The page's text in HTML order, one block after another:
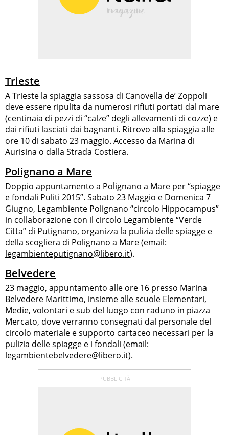
Trieste
A Trieste la spiaggia sassosa di Canovella de’ Zoppoli
deve essere ripulita da numerosi rifiuti portati dal mare
(centinaia di pezzi di “calze” degli allevamenti di cozze) e
dai rifiuti lasciati dai bagnanti. Ritrovo alla spiaggia alle
ore 10 di sabato 23 maggio. Accesso da Marina di
Aurisina o dalla Strada Costiera.
Polignano a Mare
Doppio appuntamento a Polignano a Mare per “spiagge
e fondali Puliti 2015”. Sabato 23 Maggio e Domenica 7
Giugno, Legambiente Polignano “circolo Hippocampus”
in collaborazione con il circolo Legambiente “Verde
Citta” di Putignano, organizza la pulizia delle spiagge e
della scogliera di Polignano a Mare (email:
legambienteputignano@libero.it).
Belvedere
23 maggio, appuntamento alle ore 16 presso Marina
Belvedere Marittimo, insieme alle scuole Elementari,
Medie, volontari e sub del luogo con raduno in piazza
Mercato, dove verranno consegnati dal personale del
circolo materiale e supporto cartaceo necessari per la
pulizia delle spiagge e i fondali (email:
legambientebelvedere@libero.it).